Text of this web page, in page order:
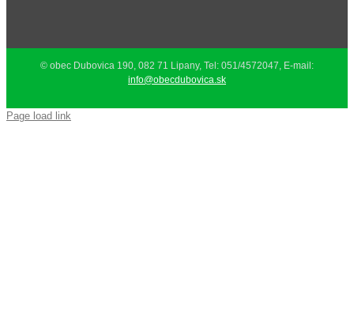
© obec Dubovica 190, 082 71 Lipany, Tel: 051/4572047, E-mail:
info@obecdubovica.sk
Page load link